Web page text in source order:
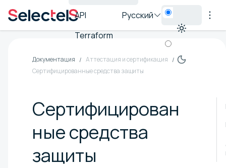
API
Terraform
Русский
Документация
Аттестация и сертификация
Сертифицированные средства защиты
Сертифицирован
ные средства
защиты